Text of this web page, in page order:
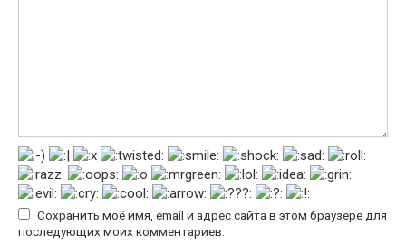
Сохранить моё имя, email и адрес сайта в этом браузере для
последующих моих комментариев.